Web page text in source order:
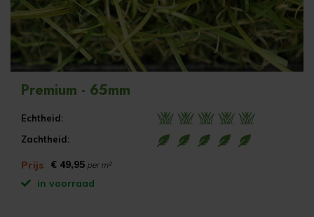
Premium - 65mm
Echtheid:
Zachtheid:
Prijs € 49,95 per m²
in voorraad